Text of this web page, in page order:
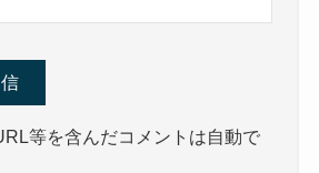
等を含んだコメントは自動で